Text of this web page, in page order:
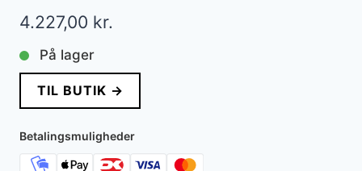
4.227,00 kr.
På lager
TIL BUTIK →
Betalingsmuligheder